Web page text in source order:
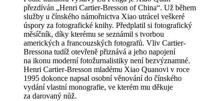
přezdíván „Henri Cartier-Bresson of China“. Už během
služby u čínského námořnictva Xiao utrácel veškeré
úspory za fotografické knihy. Předplatil si fotografický
měsíčník, díky kterému se seznámil s tvorbou
amerických a francouzských fotografů. Vliv Cartier-
Bressona tudíž otevřeně přiznává a jeho napojení
na ikonu moderní fotožurnalistiky není bezvýznamné.
Henri Cartier-Bresson mladému Xiao Quanovi v roce
1995 dokonce napsal osobní věnování do čínského
vydání vlastní monografie, ve kterém mu děkuje
za darovaný nůž.